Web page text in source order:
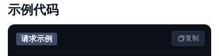
示例代码
请求示例 复制